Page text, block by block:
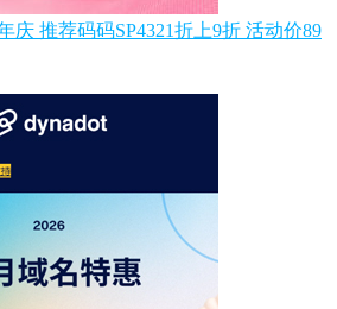
庆 推荐码码SP4321折上9折 活动价89